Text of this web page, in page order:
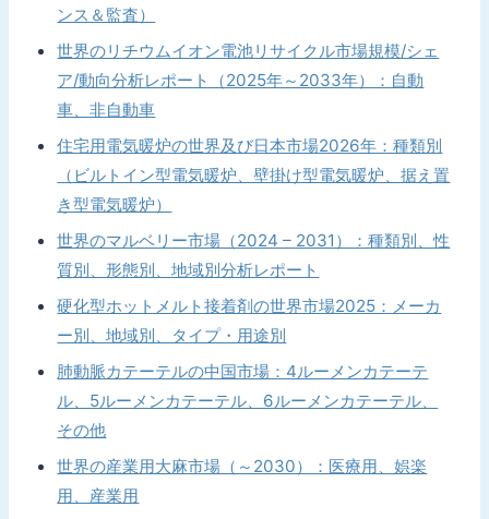
ンス＆監査）
世界のリチウムイオン電池リサイクル市場規模/シェ
ア/動向分析レポート（2025年～2033年）：自動
車、非自動車
住宅用電気暖炉の世界及び日本市場2026年：種類別
（ビルトイン型電気暖炉、壁掛け型電気暖炉、据え置
き型電気暖炉）
世界のマルベリー市場（2024 – 2031）：種類別、性
質別、形態別、地域別分析レポート
硬化型ホットメルト接着剤の世界市場2025：メーカ
ー別、地域別、タイプ・用途別
肺動脈カテーテルの中国市場：4ルーメンカテーテ
ル、5ルーメンカテーテル、6ルーメンカテーテル、
その他
世界の産業用大麻市場（～2030）：医療用、娯楽
用、産業用